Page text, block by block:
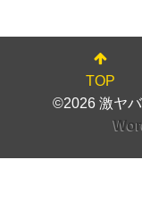
TOP
©2026 激ヤ